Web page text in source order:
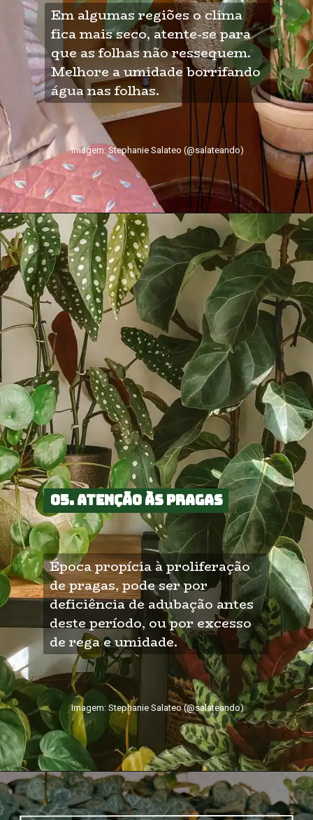
Em algumas regiões o clima
fica mais seco, atente-se para
que as folhas não ressequem.
Melhore a umidade borrifando
água nas folhas.
Imagem: Stephanie Salateo (@salateando)
05. Atenção às pragas
05. Atenção às pragas
Época propícia à proliferação
de pragas, pode ser por
deficiência de adubação antes
deste período, ou por excesso
de rega e umidade.
Imagem: Stephanie Salateo (@salateando)